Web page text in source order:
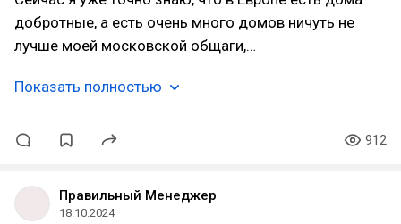
добротные, а есть очень много домов ничуть не
лучше моей московской общаги,…
Показать полностью
912
Правильный Менеджер
18.10.2024